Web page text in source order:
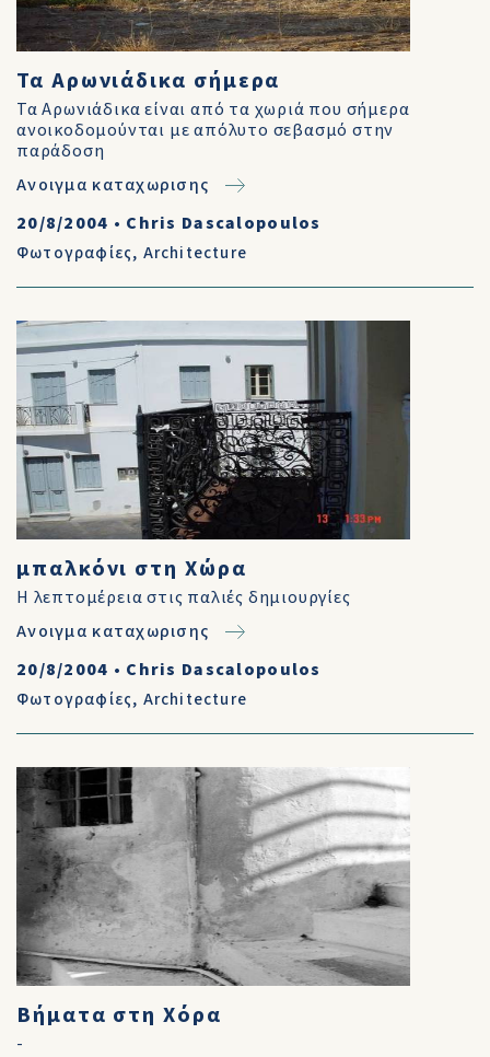
Τα Αρωνιάδικα σήμερα
Τα Αρωνιάδικα είναι από τα χωριά που σήμερα
ανοικοδομούνται με απόλυτο σεβασμό στην
παράδοση
Ανοιγμα καταχωρισης
20/8/2004 • Chris Dascalopoulos
Φωτογραφίες, Architecture
μπαλκόνι στη Χώρα
Η λεπτομέρεια στις παλιές δημιουργίες
Ανοιγμα καταχωρισης
20/8/2004 • Chris Dascalopoulos
Φωτογραφίες, Architecture
Βήματα στη Χόρα
-